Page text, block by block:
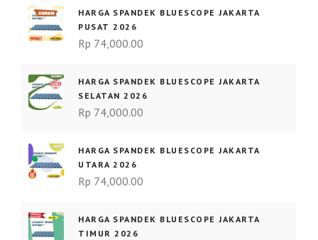
HARGA SPANDEK BLUESCOPE JAKARTA
PUSAT 2026
Rp 74,000.00
HARGA SPANDEK BLUESCOPE JAKARTA
SELATAN 2026
Rp 74,000.00
HARGA SPANDEK BLUESCOPE JAKARTA
UTARA 2026
Rp 74,000.00
HARGA SPANDEK BLUESCOPE JAKARTA
TIMUR 2026